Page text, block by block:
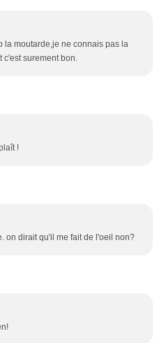
la moutarde,je ne connais pas la
c'est surement bon.
!
on dirait qu'il me fait de l'oeil non?